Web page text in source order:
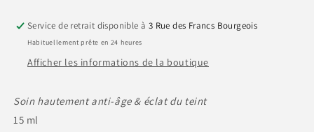
Service de retrait disponible à 3 Rue des Francs Bourgeois
Habituellement prête en 24 heures
Afficher les informations de la boutique
Soin hautement anti-âge & éclat du teint
15 ml